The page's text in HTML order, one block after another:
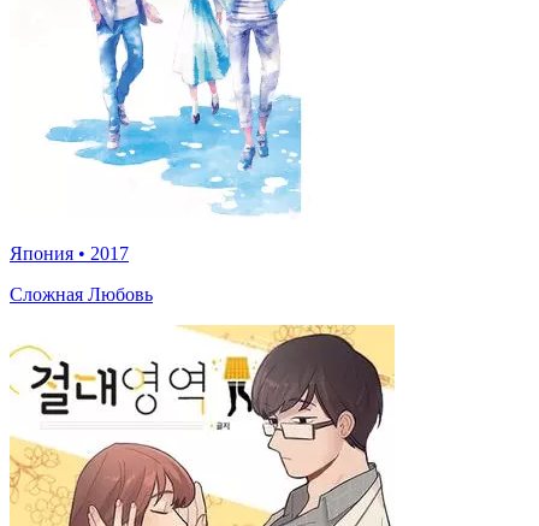
Япония • 2017
Сложная Любовь